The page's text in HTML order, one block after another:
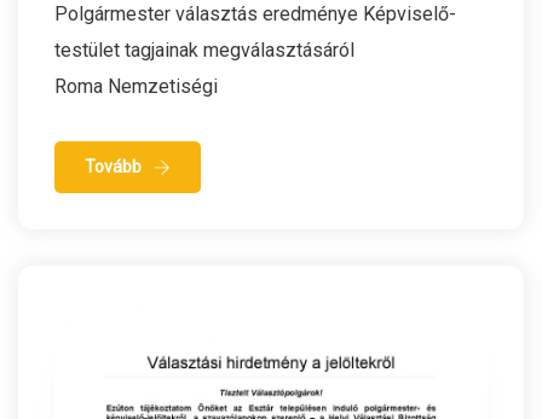
Polgármester választás eredménye Képviselő-
testület tagjainak megválasztásáról
Roma Nemzetiségi
Tovább